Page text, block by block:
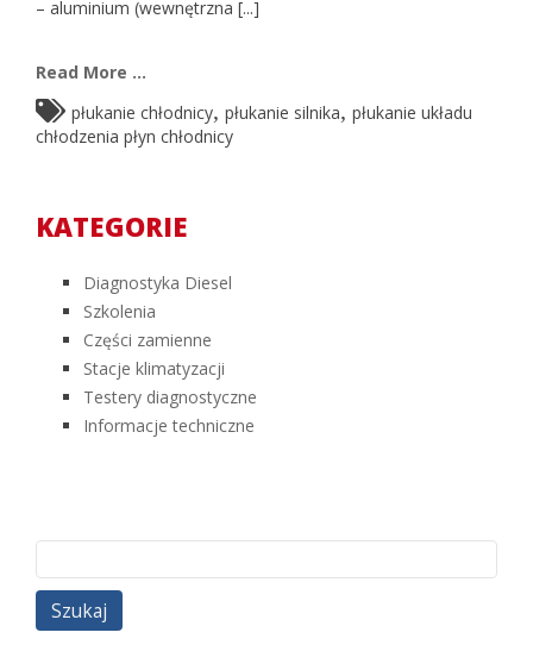
– aluminium (wewnętrzna [...]
Read More ...
płukanie chłodnicy płukanie silnika płukanie układu
chłodzenia płyn chłodnicy
KATEGORIE
Diagnostyka Diesel
Szkolenia
Części zamienne
Stacje klimatyzacji
Testery diagnostyczne
Informacje techniczne
Szukaj: